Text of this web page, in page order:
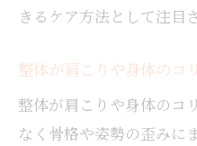
きるケア方法として注目
整体が肩こりや身体のコ
整体が肩こりや身体のコ
なく骨格や姿勢の歪みに